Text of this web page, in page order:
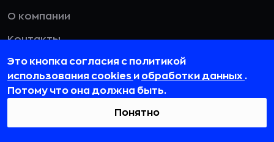
О компании
Контакты
РУБРИКИ
Новости
Это кнопка согласия с политикой
использования cookies и обработки данных .
Потому что она должна быть.
Понятно